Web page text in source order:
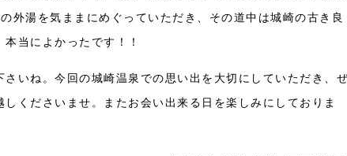
外湯を気ままにめぐっていただき、その道中は城崎の古き良
当によかったです！！
いね。今回の城崎温泉での思い出を大切にしていただき、
くださいませ。またお会い出来る日を楽しみにしておりま